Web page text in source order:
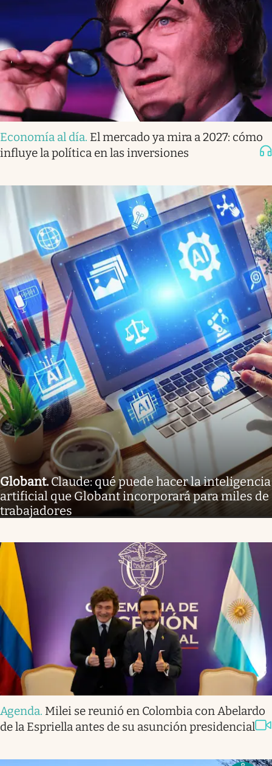
Economía al día. El mercado ya mira a 2027: cómo
influye la política en las inversiones
Globant.Claude: qué puede hacer la inteligencia
artificial que Globant incorporará para miles de
trabajadores
Agenda. Milei se reunió en Colombia con Abelardo
de la Espriella antes de su asunción presidencial